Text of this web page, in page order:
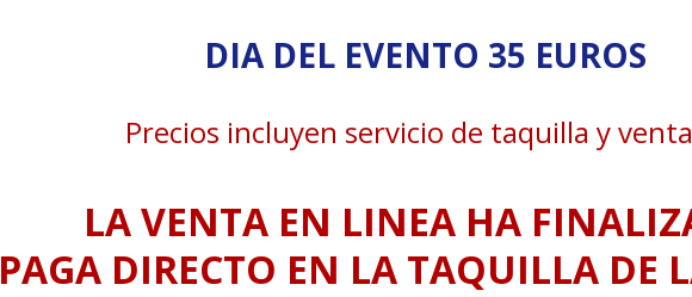
DIA DEL EVENTO 35 EUROS
Precios incluyen servicio de taquilla y
LA VENTA EN LINEA HA
PAGA DIRECTO EN LA TAQUILLA DE